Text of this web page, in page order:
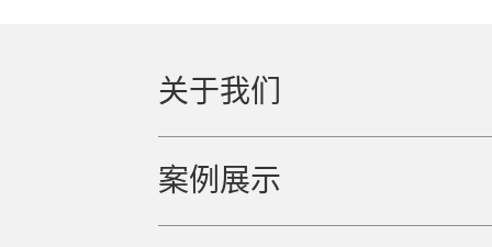
关于我们
案例展示